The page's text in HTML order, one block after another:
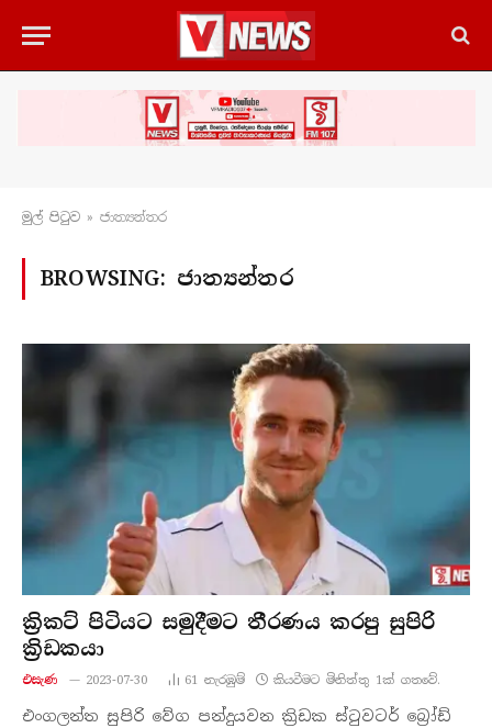
මුල් පිටු​ව » ජාත්‍යන්තර
BROWSING: ජාත්‍යන්තර
ක්‍රිකට් පිටියට සමුදීමට තීරණය කරපු සුපිරි
ක්‍රිඩකයා
එසැණ 2023-07-30 61 නැරඹු​ම් කියවීමට මිනිත්තු 1ක් ගතවේ.
එංගලන්ත සුපිරි වේග පන්දුයවන ක්‍රිඩක ස්ටුවටර් බ්‍රෝඩ්